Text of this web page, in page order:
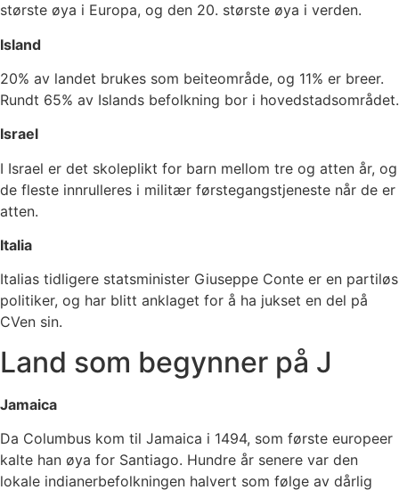
største øya i Europa, og den 20. største øya i verden.
Island
20% av landet brukes som beiteområde, og 11% er breer.
Rundt 65% av Islands befolkning bor i hovedstadsområdet.
Israel
I Israel er det skoleplikt for barn mellom tre og atten år, og
de fleste innrulleres i militær førstegangstjeneste når de er
atten.
Italia
Italias tidligere statsminister Giuseppe Conte er en partiløs
politiker, og har blitt anklaget for å ha jukset en del på
CVen sin.
Land som begynner på J
Jamaica
Da Columbus kom til Jamaica i 1494, som første europeer
kalte han øya for Santiago. Hundre år senere var den
lokale indianerbefolkningen halvert som følge av dårlig